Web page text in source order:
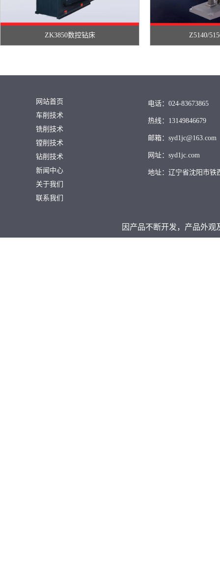
ZK3850数控钻床 Z5140/
网站首页
车削技术
铣削技术
镗削技术
钻削技术
新闻中心
关于我们
联系我们
电话：024-83673865
热线：13149846679
邮箱：syd1jc@163.com
网址：syd1jc.com
地址：辽宁省沈阳市铁
因产品不断开发，产品外